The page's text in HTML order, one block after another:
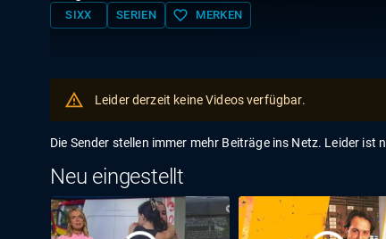
SIXX SERIEN favorite_border MERKEN
Leider derzeit keine Videos verfügbar.
Die Sender stellen immer mehr Beiträge ins Netz. Leider
Neu eingestellt